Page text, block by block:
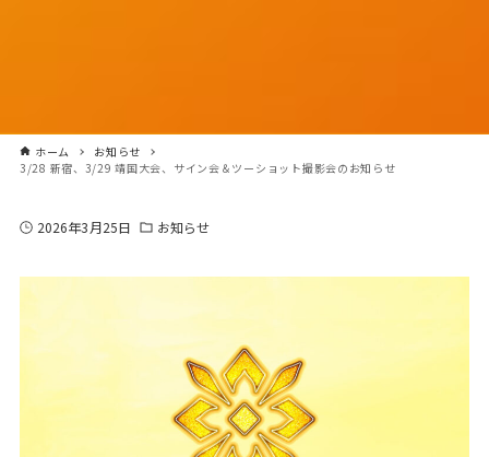
ホーム
お知らせ
3/28 新宿、3/29 靖国大会、サイン会＆ツーショット撮影会のお知らせ
2026年3月25日 お知らせ